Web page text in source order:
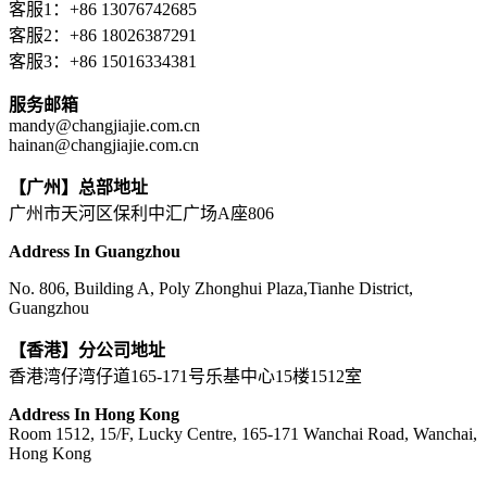
客服1：+86 13076742685
客服2：+86 18026387291
客服3：+86 15016334381
服务邮箱
mandy@changjiajie.com.cn
hainan@changjiajie.com.cn
【广州】总部地址
广州市天河区保利中汇广场A座806
Address In Guangzhou
No. 806, Building A, Poly Zhonghui Plaza,Tianhe District,
Guangzhou
【香港】分公司地址
香港湾仔湾仔道165-171号乐基中心15楼1512室
Address In Hong Kong
Room 1512, 15/F, Lucky Centre, 165-171 Wanchai Road, Wanchai,
Hong Kong